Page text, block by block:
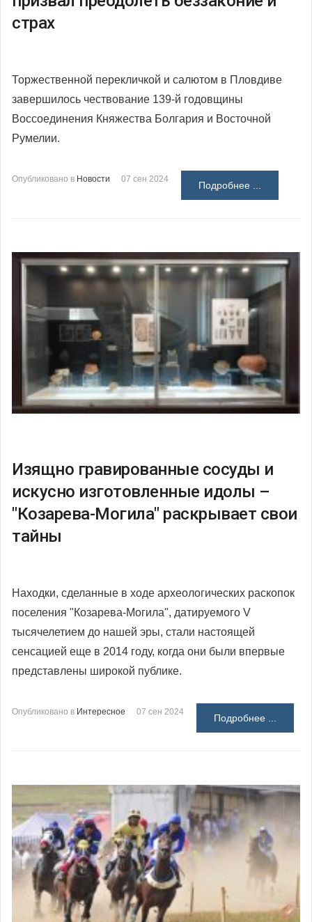
страх
Торжественной перекличкой и салютом в Пловдиве
завершилось чествование 139-й годовщины
Воссоединения Княжества Болгария и Восточной
Румелии.
Опубликовано в Новости 07 сен 2024
Подробнее ...
Изящно гравированные сосуды и
искусно изготовленные идолы –
"Козарева-Могила" раскрывает свои
тайны
Находки, сделанные в ходе археологических раскопок
поселения "Козарева-Могила", датируемого V
тысячелетием до нашей эры, стали настоящей
сенсацией еще в 2014 году, когда они были впервые
представлены широкой публике.
Опубликовано в Интересное 07 сен 2024
Подробнее ...